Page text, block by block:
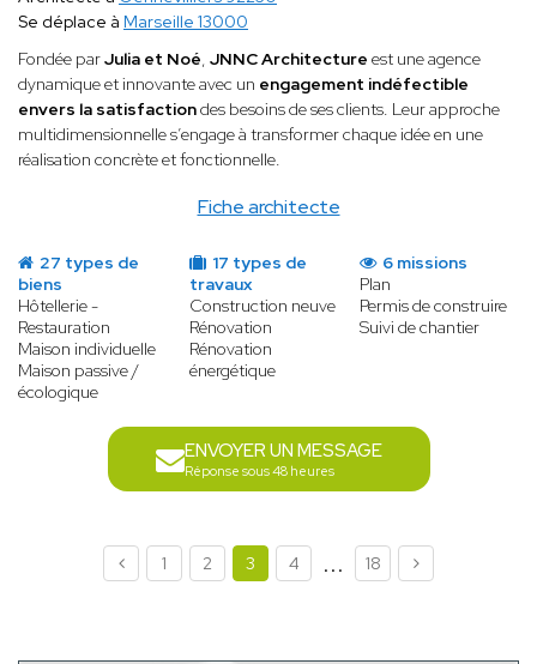
Fiche architecte
Se déplace à Marseille 13000
Fondée parJulia et Noé, JNNC Architecture est une agence
dynamique et innovante avec un engagement indéfectible
envers la satisfactiondes besoins de ses clients. Leur approche
multidimensionnelle s’engage à transformer chaque idée en une
réalisation concrète et fonctionnelle.
27 types de
biens
Hôtellerie -
Restauration
Maison individuelle
Maison passive /
écologique
17 types de
travaux
Construction neuve
Rénovation
Rénovation
énergétique
6 missions
Plan
Permis de construire
Suivi de chantier
ENVOYER UN MESSAGE
Réponse sous 48 heures
1 2 3 4 ... 18